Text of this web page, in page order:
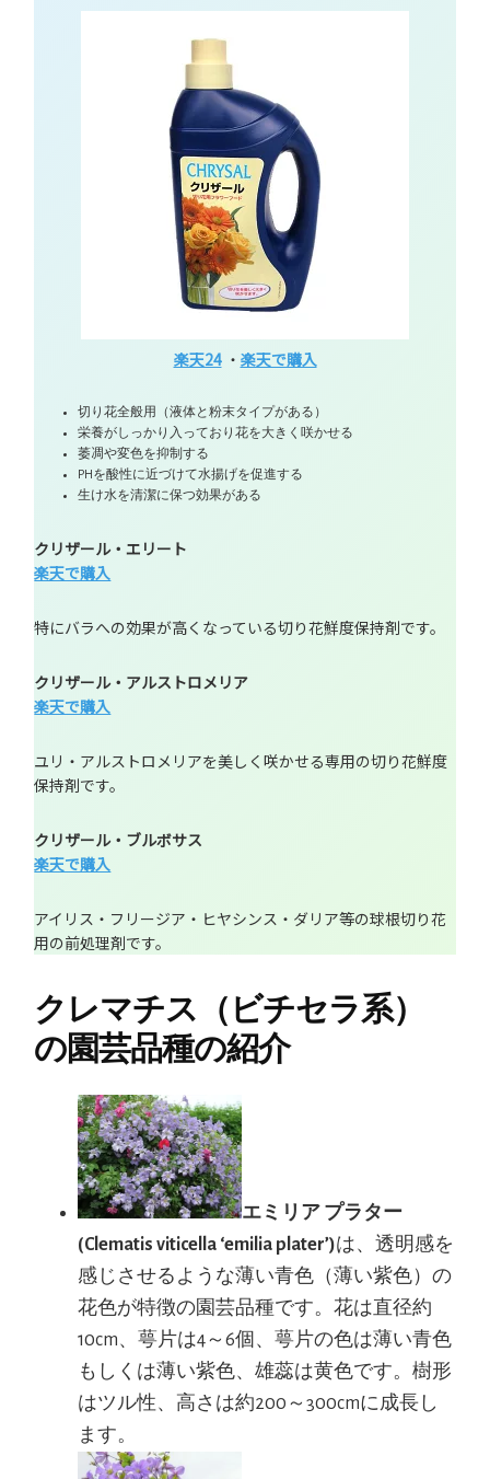
楽天24・ 楽天で購入
切り花全般用（液体と粉末タイプがある）
栄養がしっかり入っており花を大きく咲かせる
萎凋や変色を抑制する
PHを酸性に近づけて水揚げを促進する
生け水を清潔に保つ効果がある
クリザール・エリート
楽天で購入
特にバラへの効果が高くなっている切り花鮮度保持剤です。
クリザール・アルストロメリア
楽天で購入
ユリ・アルストロメリアを美しく咲かせる専用の切り花鮮度
保持剤です。
クリザール・ブルボサス
楽天で購入
アイリス・フリージア・ヒヤシンス・ダリア等の球根切り花
用の前処理剤です。
クレマチス（ビチセラ系）
の園芸品種の紹介
エミリア プラター
(Clematis viticella ‘emilia plater’)は、透明感を
感じさせるような薄い青色（薄い紫色）の
花色が特徴の園芸品種です。花は直径約
10cm、萼片は4～6個、萼片の色は薄い青色
もしくは薄い紫色、雄蕊は黄色です。樹形
はツル性、高さは約200～300cmに成長し
ます。